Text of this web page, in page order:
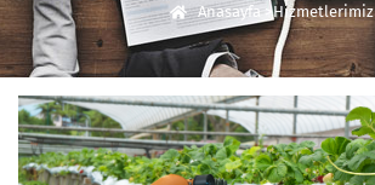
Anasayfa >Hizmetlerimiz